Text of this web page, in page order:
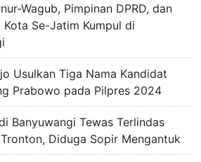
Wagub, Pimpinan DPRD, dan
Kota Se-Jatim Kumpul di
Usulkan Tiga Nama Kandidat
Prabowo pada Pilpres 2024
Banyuwangi Tewas Terlindas
Diduga Sopir Mengantuk